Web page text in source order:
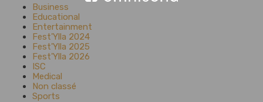
Business
Educational
Entertainment
Fest'Ylla 2024
Fest'Ylla 2025
Fest'Ylla 2026
ISC
Medical
Non classé
Sports